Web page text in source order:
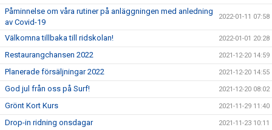
Påminnelse om våra rutiner på anläggningen med anledning
av Covid-19
2022-01-11 07:58
Välkomna tillbaka till ridskolan! 2022-01-01 20:28
Restaurangchansen 2022 2021-12-20 14:59
Planerade försäljningar 2022 2021-12-20 14:55
God jul från oss på Surf! 2021-12-20 08:02
Grönt Kort Kurs 2021-11-29 11:40
Drop-in ridning onsdagar 2021-11-23 10:11